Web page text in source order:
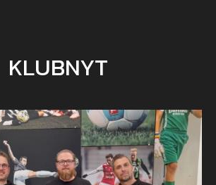
KLUBNYT